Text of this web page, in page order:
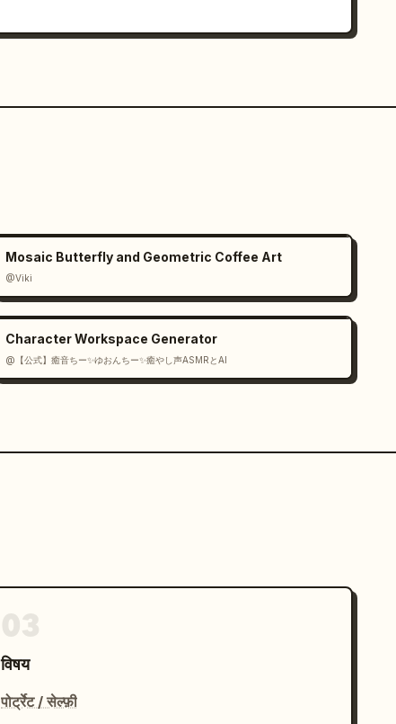
Mosaic Butterfly and Geometric Coffee Art
@Viki
Character Workspace Generator
@【公式】癒音ちー✨ゆおんちー✨癒やし声ASMRとAI
विषय
पोर्ट्रेट / सेल्फ़ी